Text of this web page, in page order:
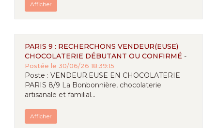
Afficher
PARIS 9 : RECHERCHONS VENDEUR(EUSE)
CHOCOLATERIE DÉBUTANT OU CONFIRMÉ -
Postée le 30/06/26 18:39:15
Poste : VENDEUR.EUSE EN CHOCOLATERIE
PARIS 8/9 La Bonbonnière, chocolaterie
artisanale et familial...
Afficher